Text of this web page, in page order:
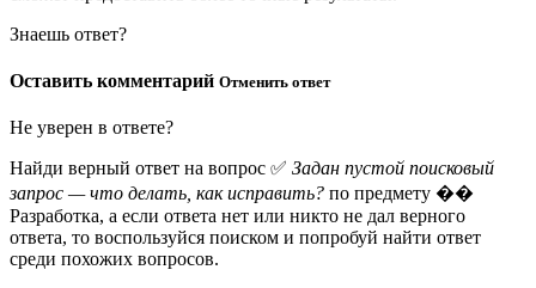
Знаешь ответ?
Оставить комментарий Отменить ответ
Не уверен в ответе?
Найди верный ответ на вопрос ✅ Задан пустой поисковый
запрос — что делать, как исправить? по предмету ��
Разработка, а если ответа нет или никто не дал верного
ответа, то воспользуйся поиском и попробуй найти ответ
среди похожих вопросов.